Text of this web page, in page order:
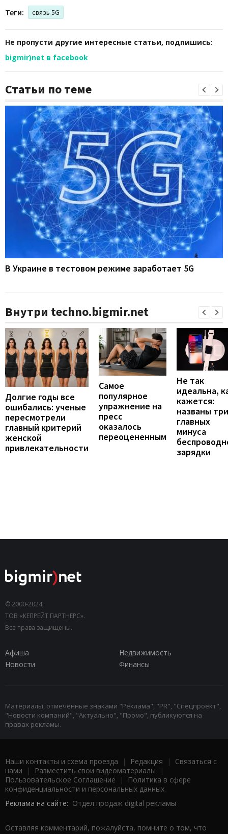
Теги: связь 5G
Не пропусти другие интересные статьи, подпишись:
bigmir)net в facebook
Статьи по теме
В Украине в тестовом режиме заработает 5G
Внутри techno.bigmir.net
Долгие годы все
ошибались: ученые
пересмотрели
главный критерий
женской
привлекательности
Самое
популярное
упражнение на
пресс
оказалось
переоцененным
Не так
идеальна,
кажется:
названы три
главных
минуса
зарядки
© 2000-2024,
ТОВ «КЕПРЕЙТ ПАРТНЕРС».
Все права защищены.
Афиша
Недвижимость
Новости
Финансы
Материалы, отмеченные знаками "Реклама", "PR", "Спецпроект",
"Новости компаний", "Актуально", "Промо", публикуются на
правах рекламы.
Наши контакты и схема проезда | Редакция | Связаться с
нами | Разместить свои видеоматериалы |
Пользовательское Соглашение |
Политика в сфере
конфиденциальности и персональных данных
Реклама на сайте: Отдел продаж digital рекламы
Оставляя комментарий, пожалуйста, помните о том, что